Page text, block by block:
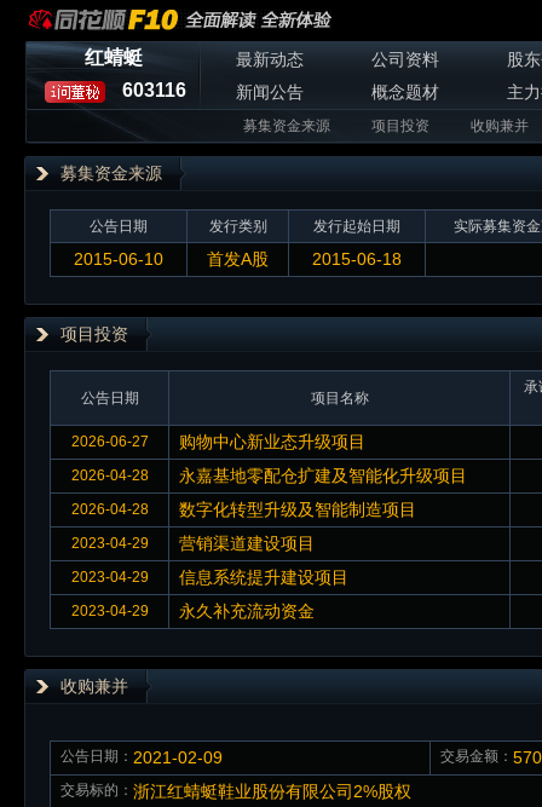
红蜻蜓
603116
最新动态 公司资料
股
新闻公告
概念题材 主
募集资金来源 项目投资 收购兼并
募集资金来源
公告日期 发行类别 发行起始日期 实际募集资
2015-06-10 首发A股 2015-06-18
项目投资
公告日期 项目名称
承
2026-06-27 购物中心新业态升级项目
2026-04-28 永嘉基地零配仓扩建及智能化升级项目
2026-04-28 数字化转型升级及智能制造项目
2023-04-29 营销渠道建设项目
2023-04-29 信息系统提升建设项目
2023-04-29 永久补充流动资金
收购兼并
公告日期： 2021-02-09 交易金额：
交易标的： 浙江红蜻蜓鞋业股份有限公司2%股权